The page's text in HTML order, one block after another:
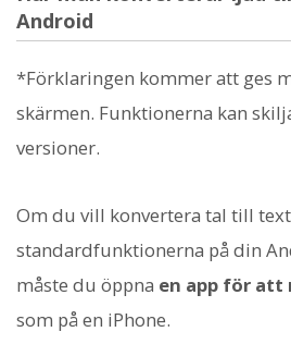
Android
*Förklaringen kommer att ges
skärmen. Funktionerna kan
versioner.
Om du vill konvertera tal till
standardfunktionerna på din
måste du öppna en app för
som på en iPhone.